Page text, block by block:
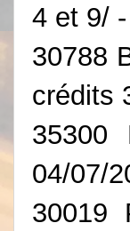
4 et 9/
30788
crédits
35300
04/07/
30019